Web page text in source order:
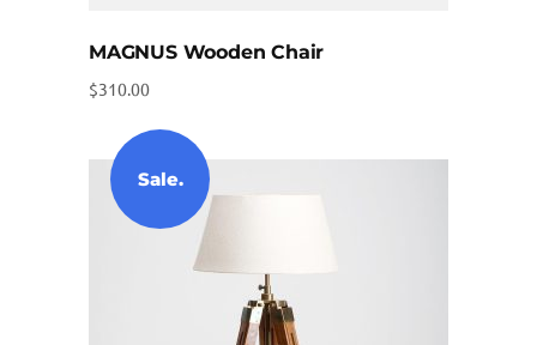
MAGNUS Wooden Chair
$310.00
Sale.